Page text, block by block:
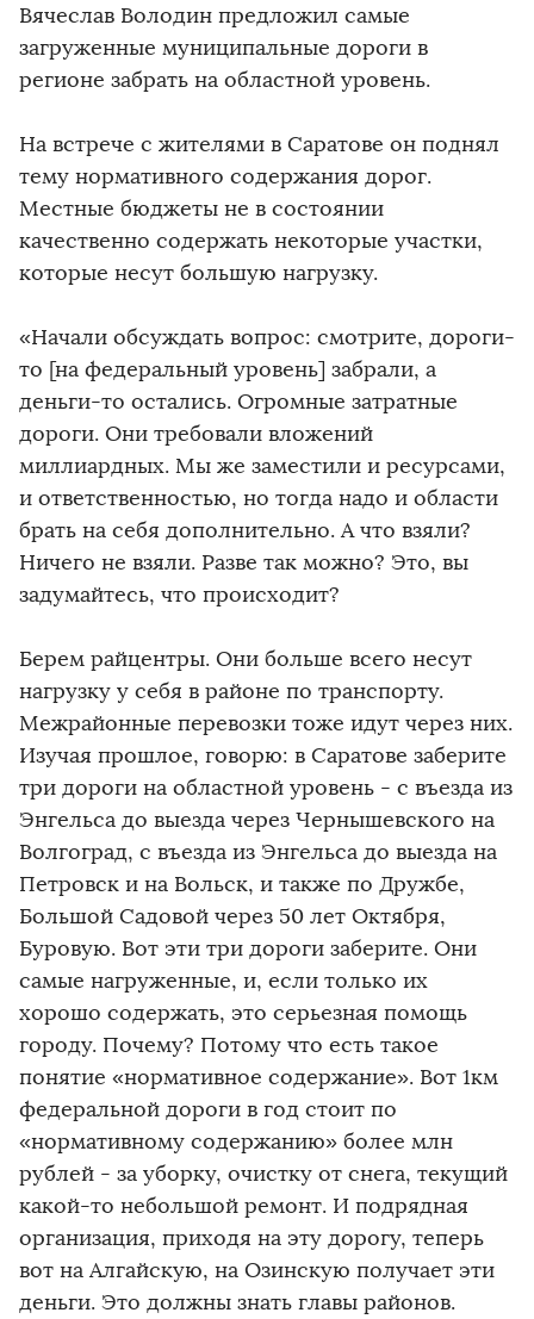
Вячеслав Володин предложил самые
загруженные муниципальные дороги в
регионе забрать на областной уровень.
На встрече с жителями в Саратове он поднял
тему нормативного содержания дорог.
Местные бюджеты не в состоянии
качественно содержать некоторые участки,
которые несут большую нагрузку.
«Начали обсуждать вопрос: смотрите, дороги-
то [на федеральный уровень] забрали, а
деньги-то остались. Огромные затратные
дороги. Они требовали вложений
миллиардных. Мы же заместили и ресурсами,
и ответственностью, но тогда надо и области
брать на себя дополнительно. А что взяли?
Ничего не взяли. Разве так можно? Это, вы
задумайтесь, что происходит?
Берем райцентры. Они больше всего несут
нагрузку у себя в районе по транспорту.
Межрайонные перевозки тоже идут через них.
Изучая прошлое, говорю: в Саратове заберите
три дороги на областной уровень - с въезда из
Энгельса до выезда через Чернышевского на
Волгоград, с въезда из Энгельса до выезда на
Петровск и на Вольск, и также по Дружбе,
Большой Садовой через 50 лет Октября,
Буровую. Вот эти три дороги заберите. Они
самые нагруженные, и, если только их
хорошо содержать, это серьезная помощь
городу. Почему? Потому что есть такое
понятие «нормативное содержание». Вот 1км
федеральной дороги в год стоит по
«нормативному содержанию» более млн
рублей - за уборку, очистку от снега, текущий
какой-то небольшой ремонт. И подрядная
организация, приходя на эту дорогу, теперь
вот на Алгайскую, на Озинскую получает эти
деньги. Это должны знать главы районов.